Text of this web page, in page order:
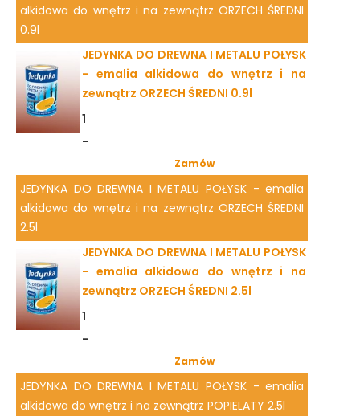
alkidowa do wnętrz i na zewnątrz ORZECH ŚREDNI
0.9l
JEDYNKA DO DREWNA I METALU POŁYSK
- emalia alkidowa do wnętrz i na
zewnątrz ORZECH ŚREDNI 0.9l
1
-
Zamów
JEDYNKA DO DREWNA I METALU POŁYSK - emalia
alkidowa do wnętrz i na zewnątrz ORZECH ŚREDNI
2.5l
JEDYNKA DO DREWNA I METALU POŁYSK
- emalia alkidowa do wnętrz i na
zewnątrz ORZECH ŚREDNI 2.5l
1
-
Zamów
JEDYNKA DO DREWNA I METALU POŁYSK - emalia
alkidowa do wnętrz i na zewnątrz POPIELATY 2.5l